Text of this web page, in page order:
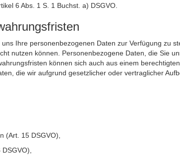
6 Abs. 1 S. 1 Buchst. a) DSGVO.
Ihre personenbezogenen Daten zur Verfügung zu
nutzen können. Personenbezogene Daten, die Sie
können sich auch aus einem
die wir aufgrund gesetzlicher oder vertraglicher
(Art. 15 DSGVO),